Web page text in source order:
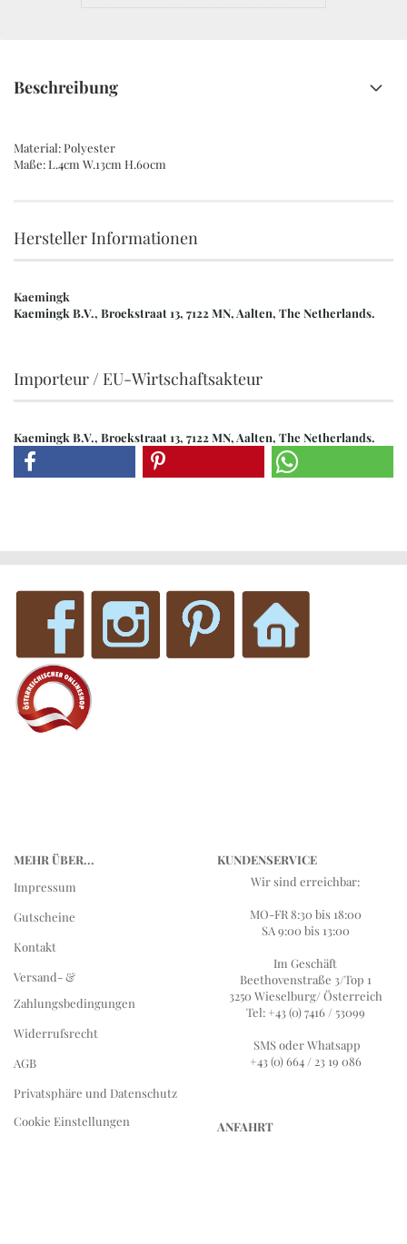
Beschreibung
Material: Polyester
Maße: L.4cm W.13cm H.60cm
Hersteller Informationen
Kaemingk
Kaemingk B.V., Broekstraat 13, 7122 MN, Aalten, The Netherlands.
Importeur / EU-Wirtschaftsakteur
Kaemingk B.V., Broekstraat 13, 7122 MN, Aalten, The Netherlands.
MEHR ÜBER...
Impressum
Gutscheine
Kontakt
Versand- &
Zahlungsbedingungen
Widerrufsrecht
AGB
Privatsphäre und Datenschutz
Cookie Einstellungen
KUNDENSERVICE
Wir sind erreichbar:
MO-FR 8:30 bis 18:00
SA 9:00 bis 13:00
Im Geschäft
Beethovenstraße 3/Top 1
3250 Wieselburg/ Österreich
Tel: +43 (0) 7416 / 53099
SMS oder Whatsapp
+43 (0) 664 / 23 19 086
ANFAHRT